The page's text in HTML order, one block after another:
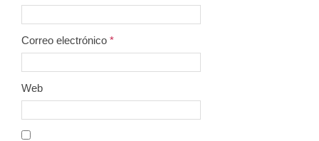
Correo electrónico *
Web